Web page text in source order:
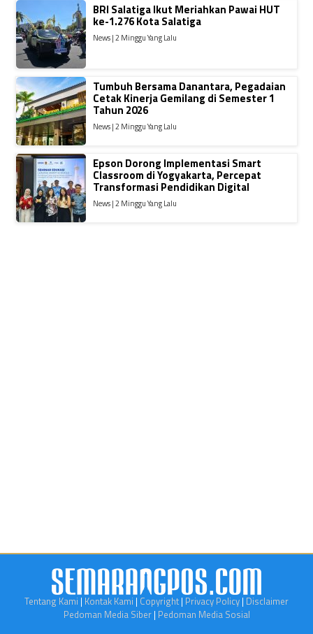
BRI Salatiga Ikut Meriahkan Pawai HUT
ke-1.276 Kota Salatiga
News | 2 Minggu Yang Lalu
Tumbuh Bersama Danantara, Pegadaian
Cetak Kinerja Gemilang di Semester 1
Tahun 2026
News | 2 Minggu Yang Lalu
Epson Dorong Implementasi Smart
Classroom di Yogyakarta, Percepat
Transformasi Pendidikan Digital
News | 2 Minggu Yang Lalu
Tentang Kami | Kontak Kami | Copyright | Privacy Policy | Disclaimer
Pedoman Media Siber| Pedoman Media Sosial